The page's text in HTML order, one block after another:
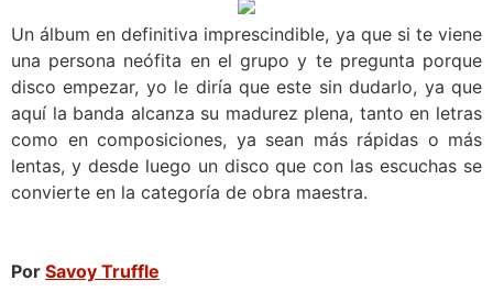
Un álbum en definitiva imprescindible, ya que si te viene
una persona neófita en el grupo y te pregunta porque
disco empezar, yo le diría que este sin dudarlo, ya que
aquí la banda alcanza su madurez plena, tanto en letras
como en composiciones, ya sean más rápidas o más
lentas, y desde luego un disco que con las escuchas se
convierte en la categoría de obra maestra.
Por Savoy Truffle